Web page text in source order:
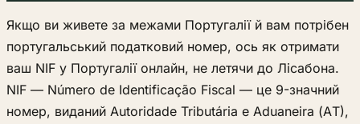
Якщо ви живете за межами Португалії й вам потрібен
португальський податковий номер, ось як отримати
ваш NIF у Португалії онлайн, не летячи до Лісабона.
NIF — Número de Identificação Fiscal — це 9-значний
номер, виданий Autoridade Tributária e Aduaneira (AT),